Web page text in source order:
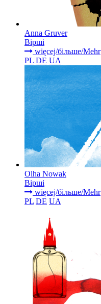
Anna Gruver
Вірші
więcej/більше/Mehr
PL DE UA
Olha Nowak
Вірші
więcej/більше/Mehr
PL DE UA